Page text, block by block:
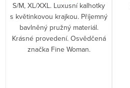
S/M, XL/XXL. Luxusní kalhotky
s květinkovou krajkou. Příjemný
bavlněný pružný materiál.
Krásné provedení. Osvědčená
značka Fine Woman.